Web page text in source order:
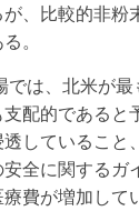
、比較的非粉
。
では、北米が
配的であると
していること
全に関するガ
費が増加して